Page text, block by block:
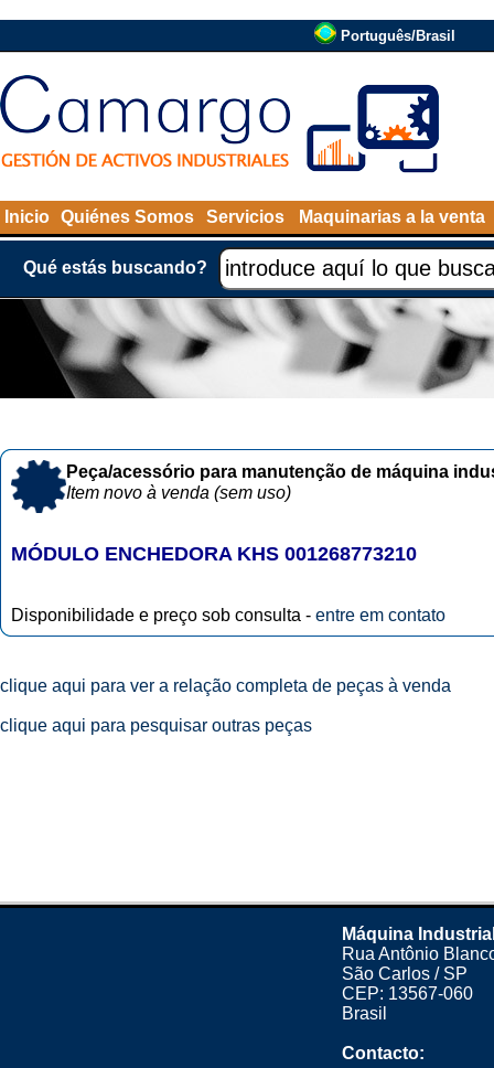
Português/Brasil
Inicio Quiénes Somos Servicios Maquinarias a la venta
Qué estás buscando?
Peça/acessório para manutenção de máquina
Item novo à venda (sem uso)
MÓDULO ENCHEDORA KHS 001268773210
Disponibilidade e preço sob consulta - entre em contato
clique aqui para ver a relação completa de peças à venda
clique aqui para pesquisar outras peças
Máquina
Rua Antônio
São Carlos / SP
CEP: 13567-060
Brasil
Contacto: